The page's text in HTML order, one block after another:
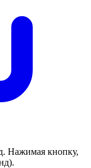
Нажимая кнопку,